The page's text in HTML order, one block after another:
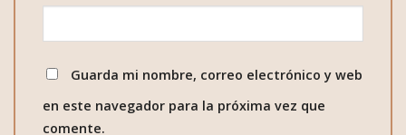
Guarda mi nombre, correo electrónico y web
en este navegador para la próxima vez que
comente.